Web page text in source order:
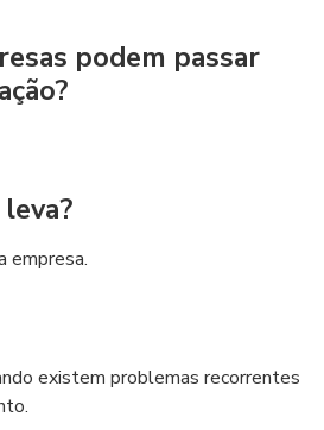
podem passar
empresa.
existem problemas recorrentes